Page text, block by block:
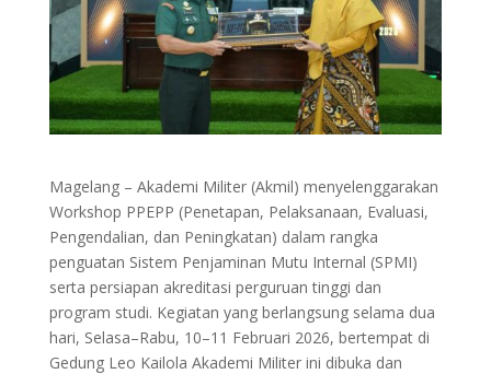
Magelang – Akademi Militer (Akmil) menyelenggarakan
Workshop PPEPP (Penetapan, Pelaksanaan, Evaluasi,
Pengendalian, dan Peningkatan) dalam rangka
penguatan Sistem Penjaminan Mutu Internal (SPMI)
serta persiapan akreditasi perguruan tinggi dan
program studi. Kegiatan yang berlangsung selama dua
hari, Selasa–Rabu, 10–11 Februari 2026, bertempat di
Gedung Leo Kailola Akademi Militer ini dibuka dan